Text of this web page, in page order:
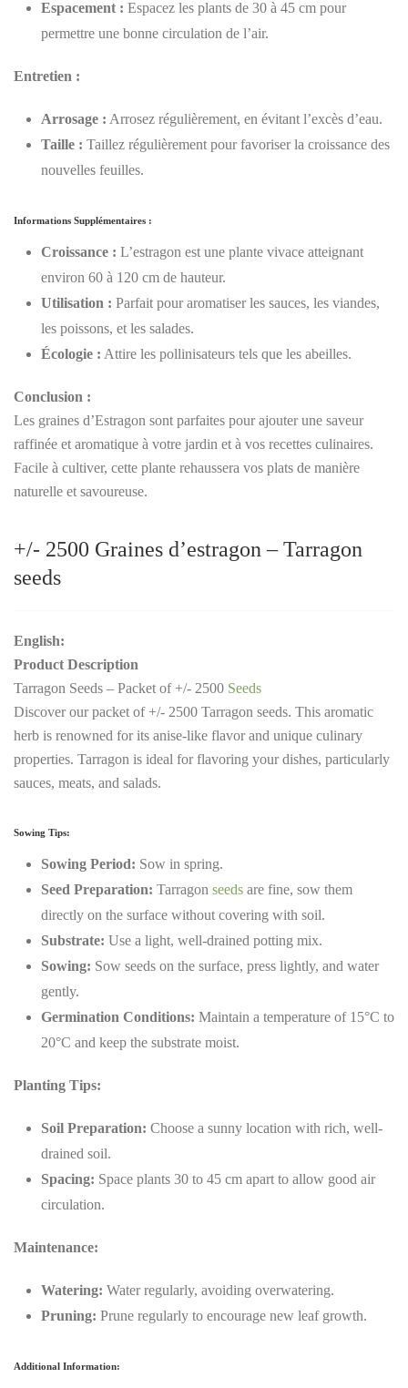
Espacement : Espacez les plants de 30 à 45 cm pour
permettre une bonne circulation de l’air.
Entretien :
Arrosage : Arrosez régulièrement, en évitant l’excès d’eau.
Taille : Taillez régulièrement pour favoriser la croissance des
nouvelles feuilles.
Informations Supplémentaires :
Croissance : L’estragon est une plante vivace atteignant
environ 60 à 120 cm de hauteur.
Utilisation : Parfait pour aromatiser les sauces, les viandes,
les poissons, et les salades.
Écologie : Attire les pollinisateurs tels que les abeilles.
Conclusion :
Les graines d’Estragon sont parfaites pour ajouter une saveur
raffinée et aromatique à votre jardin et à vos recettes culinaires.
Facile à cultiver, cette plante rehaussera vos plats de manière
naturelle et savoureuse.
+/- 2500 Graines d’estragon – Tarragon
seeds
English:
Product Description
Tarragon Seeds – Packet of +/- 2500 Seeds
Discover our packet of +/- 2500 Tarragon seeds. This aromatic
herb is renowned for its anise-like flavor and unique culinary
properties. Tarragon is ideal for flavoring your dishes, particularly
sauces, meats, and salads.
Sowing Tips:
Sowing Period: Sow in spring.
Seed Preparation: Tarragon seeds are fine, sow them
directly on the surface without covering with soil.
Substrate: Use a light, well-drained potting mix.
Sowing: Sow seeds on the surface, press lightly, and water
gently.
Germination Conditions: Maintain a temperature of 15°C to
20°C and keep the substrate moist.
Planting Tips:
Soil Preparation: Choose a sunny location with rich, well-
drained soil.
Spacing: Space plants 30 to 45 cm apart to allow good air
circulation.
Maintenance:
Watering: Water regularly, avoiding overwatering.
Pruning: Prune regularly to encourage new leaf growth.
Additional Information: